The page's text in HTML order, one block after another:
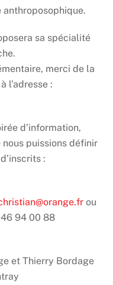
anthroposophique.
sa spécialité
merci de la
l’adresse :
d’information,
puissions définir
:
ou
94 00 88
et Thierry Bordage